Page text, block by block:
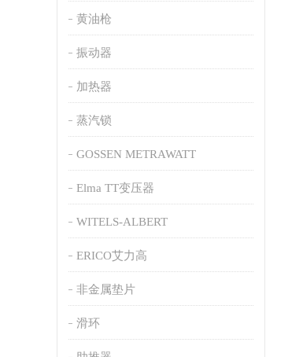
黄油枪
振动器
加热器
蒸汽锁
GOSSEN METRAWATT
Elma TT变压器
WITELS-ALBERT
ERICO艾力高
非金属垫片
滑环